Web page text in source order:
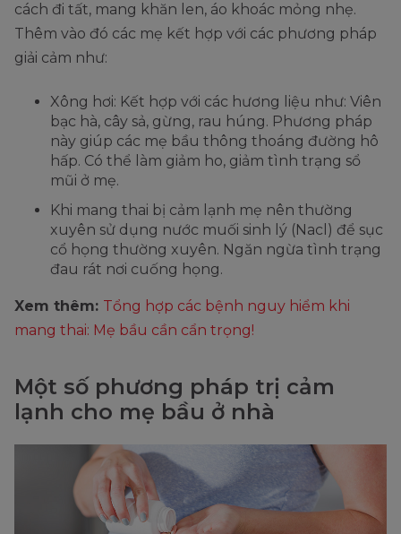
cách đi tất, mang khăn len, áo khoác mỏng nhẹ.
Thêm vào đó các mẹ kết hợp với các phương pháp
giải cảm như:
Xông hơi: Kết hợp với các hương liệu như: Viên
bạc hà, cây sả, gừng, rau húng. Phương pháp
này giúp các mẹ bầu thông thoáng đường hô
hấp. Có thể làm giảm ho, giảm tình trạng sổ
mũi ở mẹ.
Khi mang thai bị cảm lạnh mẹ nên thường
xuyên sử dụng nước muối sinh lý (Nacl) để sục
cổ họng thường xuyên. Ngăn ngừa tình trạng
đau rát nơi cuống họng.
Xem thêm: Tổng hợp các bệnh nguy hiểm khi
mang thai: Mẹ bầu cần cẩn trọng!
Một số phương pháp trị cảm
lạnh cho mẹ bầu ở nhà